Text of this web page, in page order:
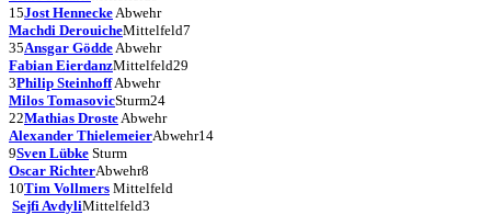
15Jost HenneckeAbwehr
Machdi DerouicheMittelfeld7
35Ansgar GöddeAbwehr
Fabian EierdanzMittelfeld29
3Philip SteinhoffAbwehr
Milos TomasovicSturm24
22Mathias DrosteAbwehr
Alexander ThielemeierAbwehr14
9Sven Lübke Sturm
Oscar RichterAbwehr8
10Tim Vollmers Mittelfeld
Sejfi AvdyliMittelfeld3